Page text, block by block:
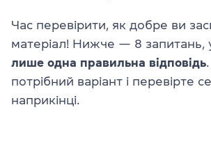
Час перевірити, як добре ви
матеріал! Нижче — 8 запитань,
лише одна правильна відповідь
потрібний варіант і перевірте
наприкінці.